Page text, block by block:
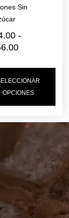
Sin
-
OPCIONES